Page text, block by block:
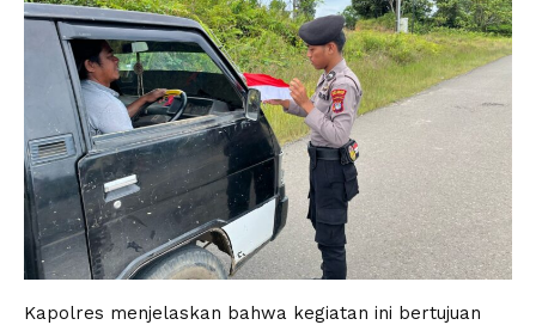
Kapolres menjelaskan bahwa kegiatan ini bertujuan